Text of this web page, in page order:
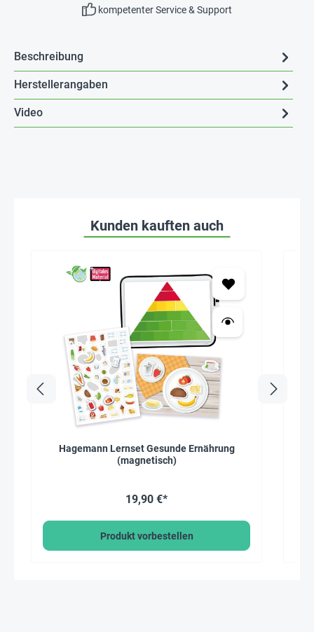
kompetenter Service & Support
Beschreibung
Herstellerangaben
Video
Kunden kauften auch
Hagemann Lernset Gesunde Ernährung
(magnetisch)
19,90 €*
Produkt vorbestellen